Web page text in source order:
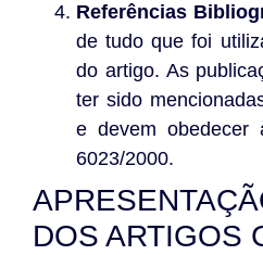
Referências
de tudo que foi
do artigo. As
ter sido
e devem obedecer
6023/2000.
DOS ARTIGOS